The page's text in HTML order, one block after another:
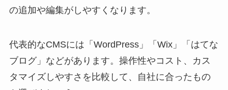
の追加や編集がしやすくなります。
代表的なCMSには「WordPress」「Wix」「はてな
ブログ」などがあります。操作性やコスト、カス
タマイズしやすさを比較して、自社に合ったもの